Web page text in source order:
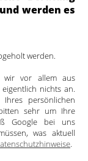
werden es
werden.
wir vor allem aus
nichts an.
Ihres persönlichen
sehr um Ihre
Google bei uns
was aktuell
.